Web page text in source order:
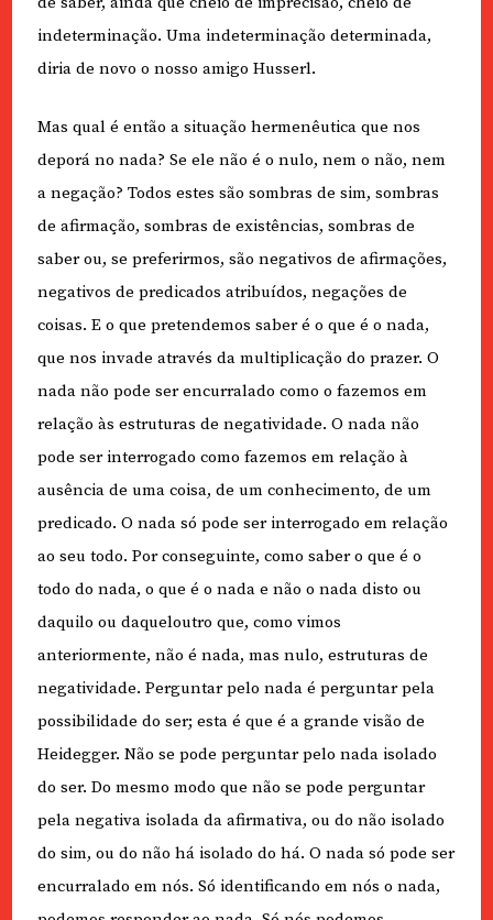
indeterminação. Uma indeterminação determinada,
diria de novo o nosso amigo Husserl.
Mas qual é então a situação hermenêutica que nos
deporá no nada? Se ele não é o nulo, nem o não, nem
a negação? Todos estes são sombras de sim, sombras
de afirmação, sombras de existências, sombras de
saber ou, se preferirmos, são negativos de afirmações,
negativos de predicados atribuídos, negações de
coisas. E o que pretendemos saber é o que é o nada,
que nos invade através da multiplicação do prazer. O
nada não pode ser encurralado como o fazemos em
relação às estruturas de negatividade. O nada não
pode ser interrogado como fazemos em relação à
ausência de uma coisa, de um conhecimento, de um
predicado. O nada só pode ser interrogado em relação
ao seu todo. Por conseguinte, como saber o que é o
todo do nada, o que é o nada e não o nada disto ou
daquilo ou daqueloutro que, como vimos
anteriormente, não é nada, mas nulo, estruturas de
negatividade. Perguntar pelo nada é perguntar pela
possibilidade do ser; esta é que é a grande visão de
Heidegger. Não se pode perguntar pelo nada isolado
do ser. Do mesmo modo que não se pode perguntar
pela negativa isolada da afirmativa, ou do não isolado
do sim, ou do não há isolado do há. O nada só pode ser
encurralado em nós. Só identificando em nós o nada,